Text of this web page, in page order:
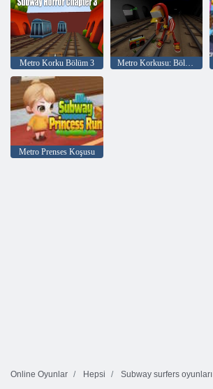
Metro Korku Bölüm 3 Metro Korkusu: Bölüm 2
Metro Prenses Koşusu
Online Oyunlar Hepsi Subway surfers oyunları